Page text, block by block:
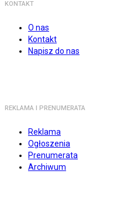
KONTAKT
O nas
Kontakt
Napisz do nas
REKLAMA I PRENUMERATA
Reklama
Ogłoszenia
Prenumerata
Archiwum